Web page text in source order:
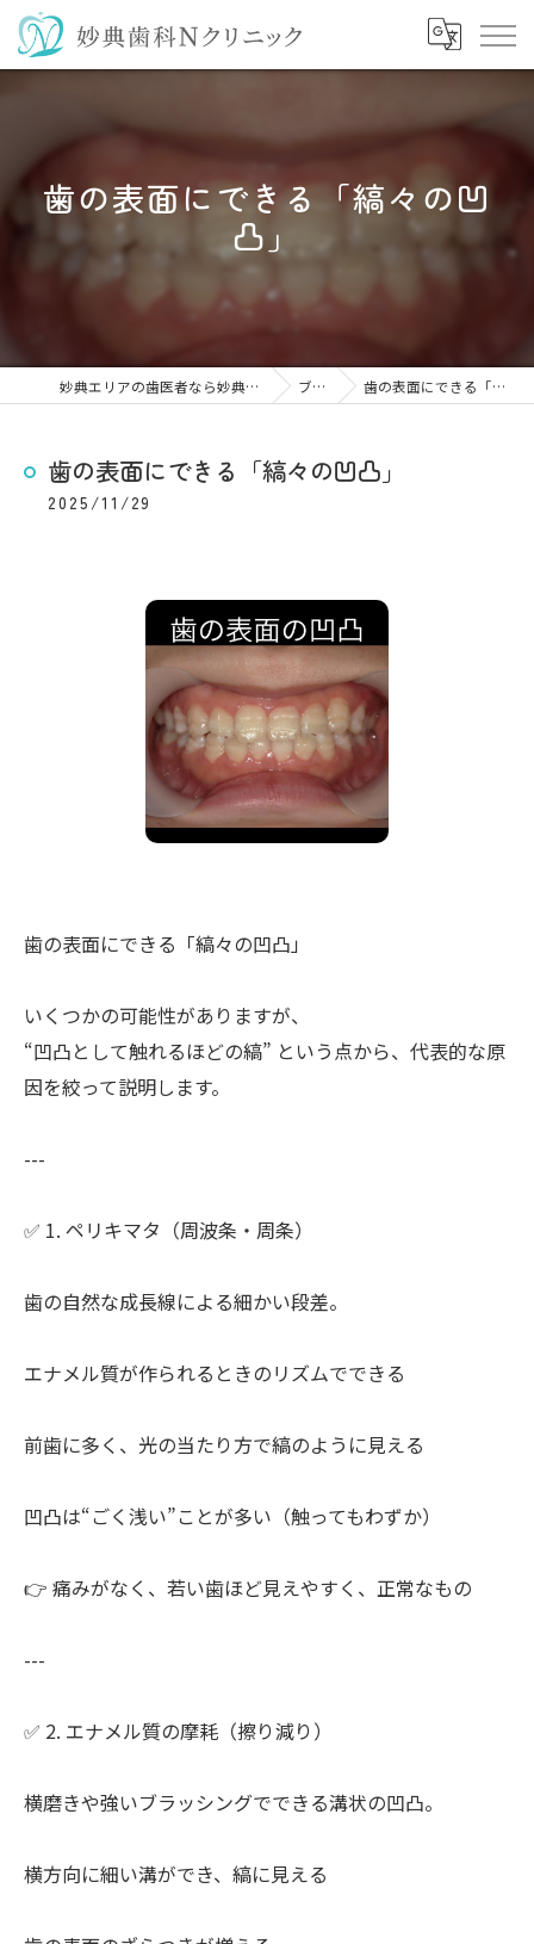
歯の表面にできる「縞々の凹
凸」
妙典エリアの歯医者なら妙典歯科Nクリニック ブログ 歯の表面にできる「縞々の凹凸」
歯の表面にできる「縞々の凹凸」
2025/11/29
歯の表面にできる「縞々の凹凸」
いくつかの可能性がありますが、
“凹凸として触れるほどの縞” という点から、代表的な原
因を絞って説明します。
---
✅ 1. ペリキマタ（周波条・周条）
歯の自然な成長線による細かい段差。
エナメル質が作られるときのリズムでできる
前歯に多く、光の当たり方で縞のように見える
凹凸は“ごく浅い”ことが多い（触ってもわずか）
👉 痛みがなく、若い歯ほど見えやすく、正常なもの
---
✅ 2. エナメル質の摩耗（擦り減り）
横磨きや強いブラッシングでできる溝状の凹凸。
横方向に細い溝ができ、縞に見える